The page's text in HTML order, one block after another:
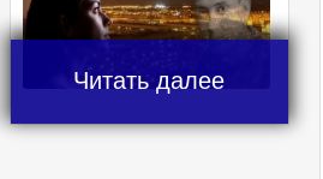
Читать далее